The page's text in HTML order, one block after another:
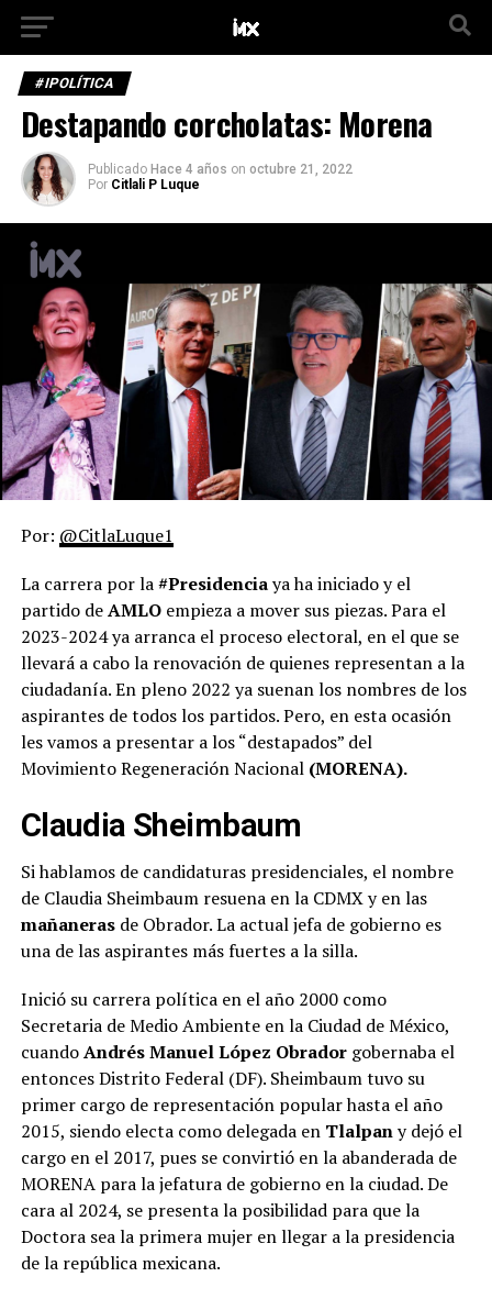
#IPOLÍTICA
Destapando corcholatas: Morena
Publicado Hace 4 años on octubre 21, 2022
Por Citlali P Luque
Por: @CitlaLuque1
La carrera por la#Presidenciaya ha iniciado y el
partido deAMLOempieza a mover sus piezas. Para el
2023-2024 ya arranca el proceso electoral, en el que se
llevará a cabo la renovación de quienes representan a la
ciudadanía. En pleno 2022 ya suenan los nombres de los
aspirantes de todos los partidos. Pero, en esta ocasión
les vamos a presentar a los “destapados” del
Movimiento Regeneración Nacional(MORENA).
Claudia Sheimbaum
Si hablamos de candidaturas presidenciales, el nombre
de Claudia Sheimbaum resuena en la CDMX y en las
mañanerasde Obrador. La actual jefa de gobierno es
una de las aspirantes más fuertes a la silla.
Inició su carrera política en el año 2000 como
Secretaria de Medio Ambiente en la Ciudad de México,
cuandoAndrés Manuel López Obradorgobernaba el
entonces Distrito Federal (DF). Sheimbaum tuvo su
primer cargo de representación popular hasta el año
2015, siendo electa como delegada en Tlalpany dejó el
cargo en el 2017, pues se convirtió en la abanderada de
MORENA para la jefatura de gobierno en la ciudad. De
cara al 2024, se presenta la posibilidad para que la
Doctora sea la primera mujer en llegar a la presidencia
de la república mexicana.